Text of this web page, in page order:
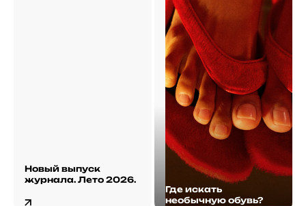
Новый выпуск
журнала. Лето 2026.
Где искать
необычную обувь?